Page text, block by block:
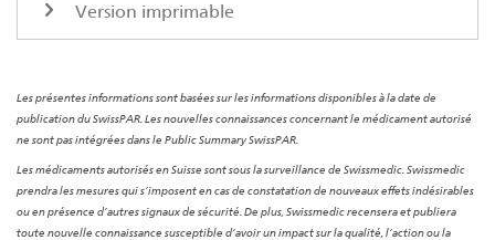
Version imprimable
Les présentes informations sont basées sur les informations disponibles à la date de
publication du SwissPAR. Les nouvelles connaissances concernant le médicament autorisé
ne sont pas intégrées dans le Public Summary SwissPAR.
Les médicaments autorisés en Suisse sont sous la surveillance de Swissmedic. Swissmedic
prendra les mesures qui s’imposent en cas de constatation de nouveaux effets indésirables
ou en présence d’autres signaux de sécurité. De plus, Swissmedic recensera et publiera
toute nouvelle connaissance susceptible d’avoir un impact sur la qualité, l’action ou la